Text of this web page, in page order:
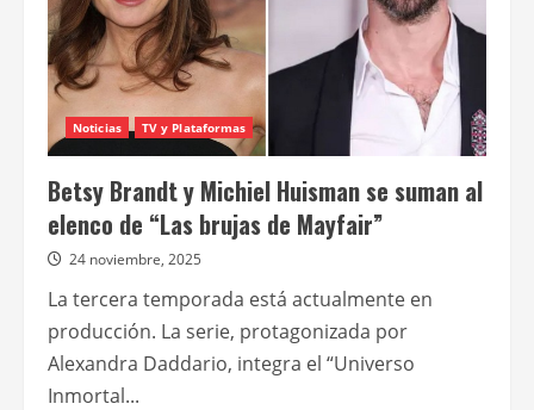
Noticias TV y Plataformas
Betsy Brandt y Michiel Huisman se suman al
elenco de “Las brujas de Mayfair”
24 noviembre, 2025
La tercera temporada está actualmente en
producción. La serie, protagonizada por
Alexandra Daddario, integra el “Universo
Inmortal...